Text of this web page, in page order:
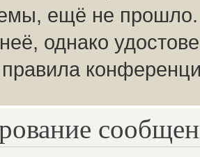
ещё не
однако